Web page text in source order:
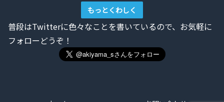
もっとくわしく
普段はTwitterに色々なことを書いているので、お気軽に
フォローどうぞ！